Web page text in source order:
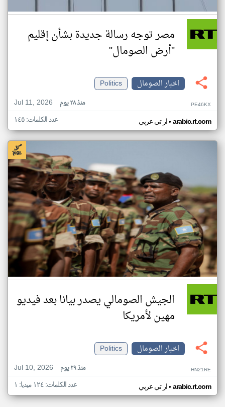
مصر توجه رسالة جديدة بشأن إقليم
"أرض الصومال"
اخبار الصومال
Politics
Jul 11, 2026
منذ ٢٨ يوم PE46KX
ار تي عربي• arabic.rt.com عدد الكلمات: ١٤٥
الجيش الصومالي يصدر بيانا بعد فيديو
مهين لأمريكا
اخبار الصومال
Politics
Jul 10, 2026
منذ ٢٩ يوم HN21RE
ار تي عربي• arabic.rt.com عدد الكلمات: ١٢٤ ميديا: ١